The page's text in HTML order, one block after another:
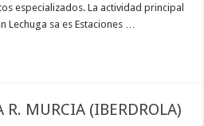
especializados. La actividad principal
Lechuga sa es Estaciones …
R. MURCIA (IBERDROLA)